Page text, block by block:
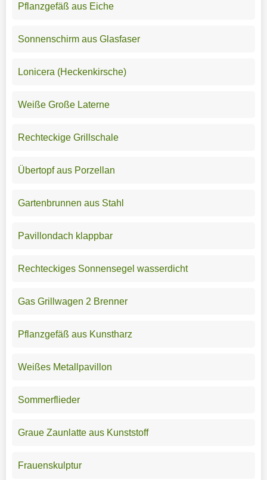
Pflanzgefäß aus Eiche
Sonnenschirm aus Glasfaser
Lonicera (Heckenkirsche)
Weiße Große Laterne
Rechteckige Grillschale
Übertopf aus Porzellan
Gartenbrunnen aus Stahl
Pavillondach klappbar
Rechteckiges Sonnensegel wasserdicht
Gas Grillwagen 2 Brenner
Pflanzgefäß aus Kunstharz
Weißes Metallpavillon
Sommerflieder
Graue Zaunlatte aus Kunststoff
Frauenskulptur